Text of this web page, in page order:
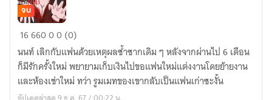
ไป
สุคติ
เถิด
คุณ
จบ
1666000 (0)
นนท์ เลิกกับแฟนด้วยเหตุผลซ้ำซากเดิม ๆ หลังจากผ่านไป 6 เดือน
ก็มีรักครั้งใหม่ พยายามเก็บเงินไปขอแฟนใหม่แต่งงานโดยย้ายงาน
และห้องเช่าใหม่ ทว่า รูมเมทของเขากลับเป็นแฟนเก่าซะงั้น